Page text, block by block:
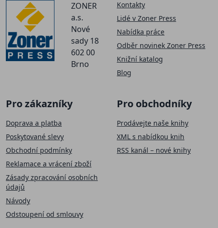
ZONER
a.s.
Nové
sady 18
602 00
Brno
Kontakty
Lidé v Zoner Press
Nabídka práce
Odběr novinek Zoner Press
Knižní katalog
Blog
Pro zákazníky
Doprava a platba
Poskytované slevy
Obchodní podmínky
Reklamace a vrácení zboží
Zásady zpracování osobních
údajů
Návody
Odstoupení od smlouvy
Pro obchodníky
Prodávejte naše knihy
XML s nabídkou knih
RSS kanál – nové knihy